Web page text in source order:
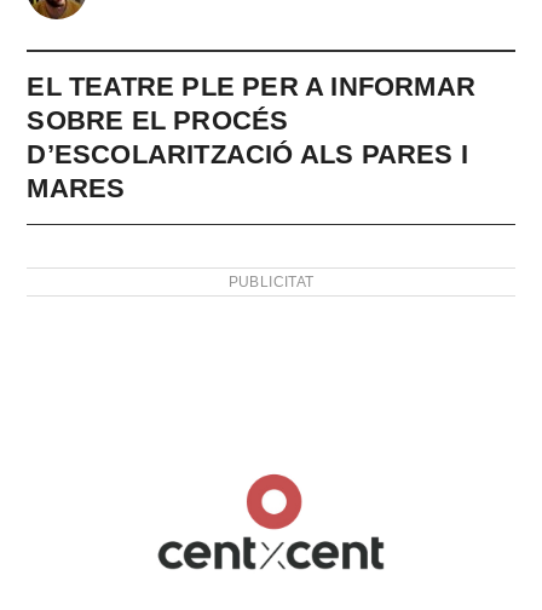
EL TEATRE PLE PER A INFORMAR
SOBRE EL PROCÉS
D’ESCOLARITZACIÓ ALS PARES I
MARES
PUBLICITAT